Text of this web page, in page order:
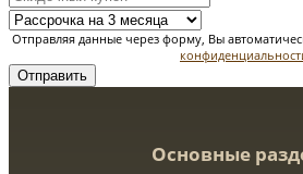
Отправляя данные через форму, Вы
Отправить
Основные